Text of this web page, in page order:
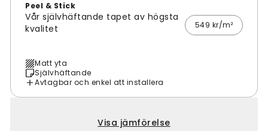
Peel & Stick
Vår självhäftande tapet av högsta
kvalitet
549 kr/m²
Matt yta
Självhäftande
Avtagbar och enkel att installera
Visa jämförelse